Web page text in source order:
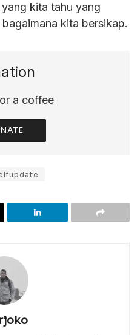
kita tahu yang
kita bersikap.
a coffee